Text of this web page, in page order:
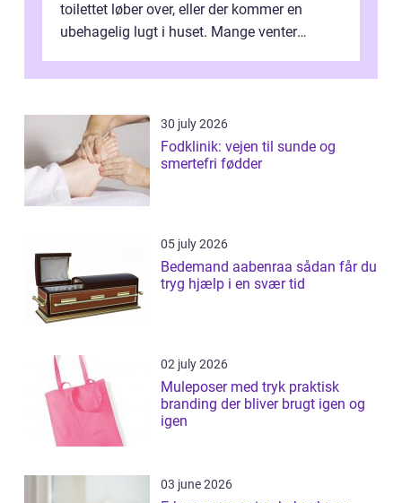
toilettet løber over, eller der kommer en
ubehagelig lugt i huset. Mange venter
30 july 2026
Fodklinik: vejen til sunde og
smertefri fødder
05 july 2026
Bedemand aabenraa sådan får du
tryg hjælp i en svær tid
02 july 2026
Muleposer med tryk praktisk
branding der bliver brugt igen og
igen
03 june 2026